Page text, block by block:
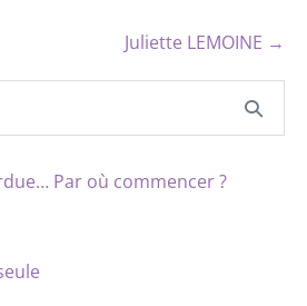
Juliette LEMOINE →
Par où commencer ?